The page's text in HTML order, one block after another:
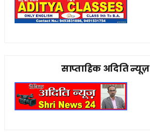
साप्ताहिक अदिति न्यूज़